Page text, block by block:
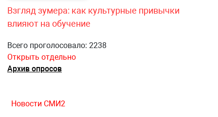
Взгляд зумера: как культурные привычки
влияют на обучение
Всего проголосовало: 2238
Открыть отдельно
Архив опросов
Новости СМИ2